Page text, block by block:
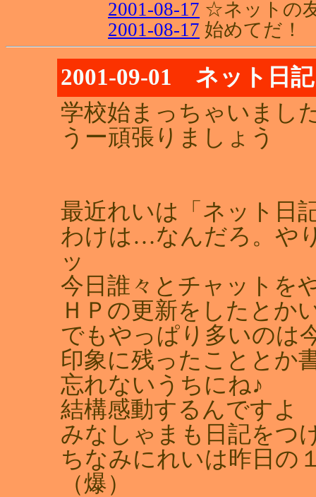
2001-08-17 ☆ネットの
2001-08-17 始めてだ！
2001-09-01 ネット日記
学校始まっちゃいまし
うー頑張りましょう
最近れいは「ネット日
わけは…なんだろ。や
ッ
今日誰々とチャットを
ＨＰの更新をしたとか
でもやっぱり多いのは
印象に残ったこととか
忘れないうちにね♪
結構感動するんですよ
みなしゃまも日記をつ
ちなみにれいは昨日の
（爆）